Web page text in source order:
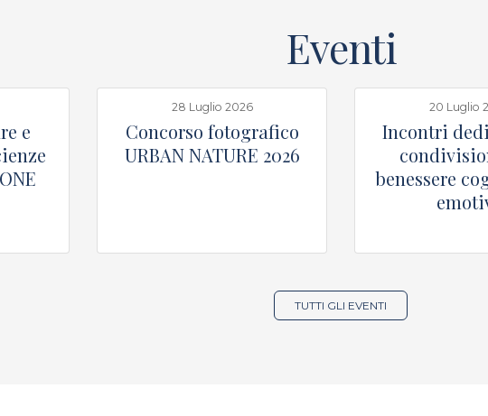
Eventi
e
28 Luglio 2026
Concorso fotografico
URBAN NATURE 2026
20 Luglio
Incontri
benessere
TUTTI GLI EVENTI